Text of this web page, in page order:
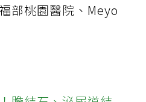
部桃園醫院 、 Meyo